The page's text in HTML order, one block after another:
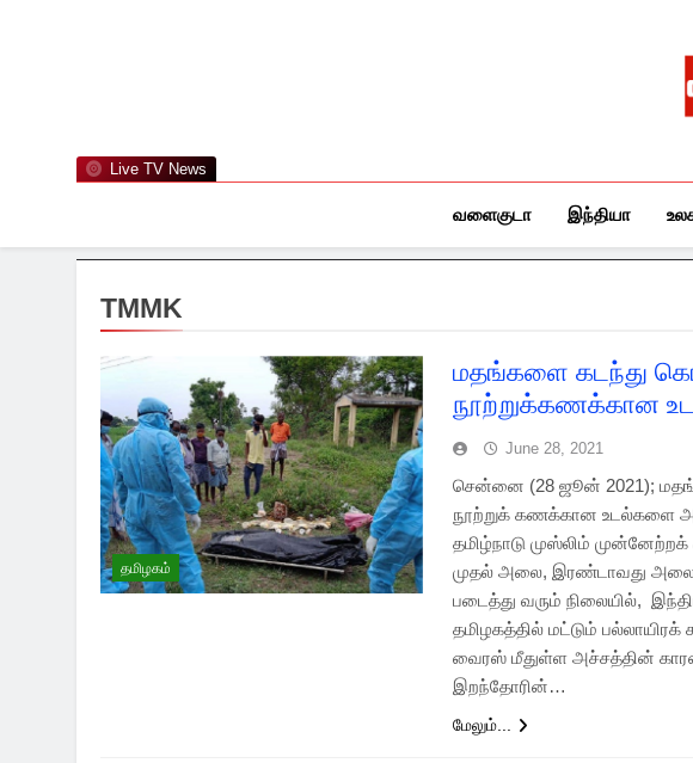
Live TV News
வளைகுடா இந்தியா
TMMK
தமிழகம்
மதங்களை கடந்து
நூற்றுக்கணக்கான
June 28, 2021
சென்னை (28 ஜூன் 2021);
நூற்றுக் கணக்கான உடல்களை
தமிழ்நாடு முஸ்லிம்
முதல் அலை, இரண்டாவது அலை
படைத்து வரும் நிலையில்,
தமிழகத்தில் மட்டும்
வைரஸ் மீதுள்ள அச்சத்தின்
இறந்தோரின்…
மேலும்...